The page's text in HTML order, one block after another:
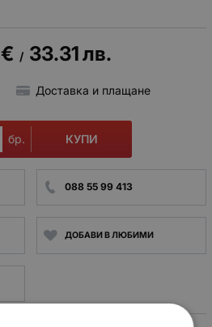
€ / 33.31лв.
Доставка и плащане
бр. КУПИ
088 55 99 413
ДОБАВИ В ЛЮБИМИ